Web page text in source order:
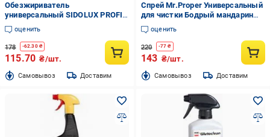
Обезжириватель
универсальный SIDOLUX PROFI
0,75 л
оценить
178 -62.30₴
115.70 ₴/шт.
Cамовывоз Доставим
Спрей Mr.Proper Универсальный
для чистки Бодрый мандарин
0,8 л
оценить
220 -77 ₴
143 ₴/шт.
Cамовывоз Доставим